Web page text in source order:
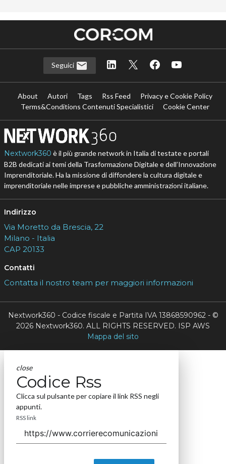
Seguici
About Autori Tags Rss Feed
Privacy e Cookie Policy
Terms&Conditions Contenuti Specialistici
Cookie Center
Nextwork360 è il più grande network in Italia di testate e portali
B2B dedicati ai temi della Trasformazione Digitale e dell’Innovazione
Imprenditoriale. Ha la missione di diffondere la cultura digitale e
imprenditoriale nelle imprese e pubbliche amministrazioni italiane.
Indirizzo
Via Moretto da Brescia, 22
Milano - Italia
CAP 20133
Contatti
Contatta il nostro team per maggiori informazioni
Nextwork360 - Codice fiscale e Partita IVA 13868590962 - ©
2026 Nextwork360. ALL RIGHTS RESERVED. ISP AWS
Mappa del sito
close
Codice Rss
Clicca sul pulsante per copiare il link RSS negli
appunti.
RSS link